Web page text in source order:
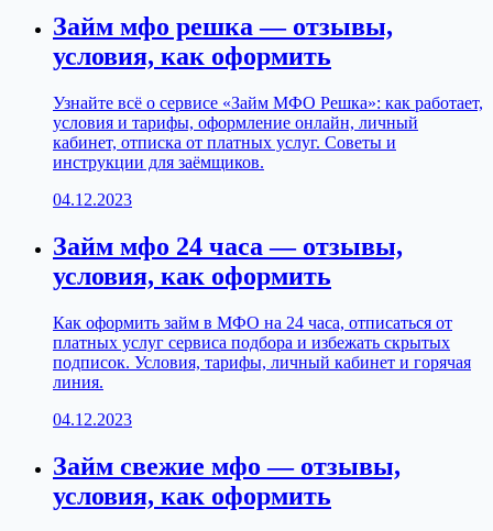
Займ мфо решка — отзывы,
условия, как оформить
Узнайте всё о сервисе «Займ МФО Решка»: как работает,
условия и тарифы, оформление онлайн, личный
кабинет, отписка от платных услуг. Советы и
инструкции для заёмщиков.
04.12.2023
Займ мфо 24 часа — отзывы,
условия, как оформить
Как оформить займ в МФО на 24 часа, отписаться от
платных услуг сервиса подбора и избежать скрытых
подписок. Условия, тарифы, личный кабинет и горячая
линия.
04.12.2023
Займ свежие мфо — отзывы,
условия, как оформить